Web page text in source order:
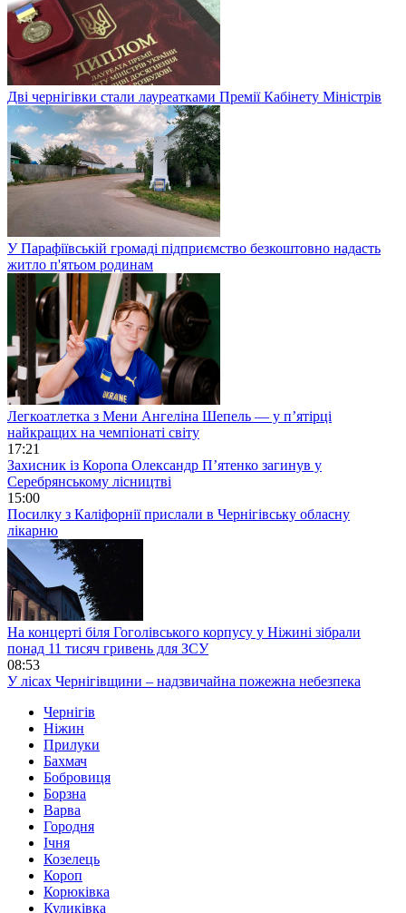
Дві чернігівки стали лауреатками Премії Кабінету Міністрів
У Парафіївській громаді підприємство безкоштовно надасть
житло п'ятьом родинам
Легкоатлетка з Мени Ангеліна Шепель — у п’ятірці
найкращих на чемпіонаті світу
17:21
Захисник із Коропа Олександр П’ятенко загинув у
Серебрянському лісництві
15:00
Посилку з Каліфорнії прислали в Чернігівську обласну
лікарню
На концерті біля Гоголівського корпусу у Ніжині зібрали
понад 11 тисяч гривень для ЗСУ
08:53
У лісах Чернігівщини – надзвичайна пожежна небезпека
Чернігів
Ніжин
Прилуки
Бахмач
Бобровиця
Борзна
Варва
Городня
Ічня
Козелець
Короп
Корюківка
Куликівка